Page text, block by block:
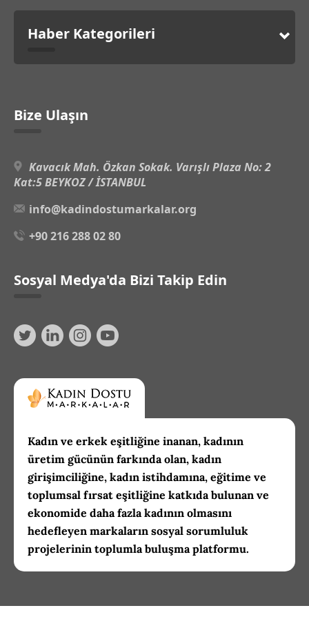
Haber Kategorileri
Bize Ulaşın
Kavacık Mah. Özkan Sokak. Varışlı Plaza No: 2
Kat:5 BEYKOZ / İSTANBUL
info@kadindostumarkalar.org
+90 216 288 02 80
Sosyal Medya'da Bizi Takip Edin
Kadın ve erkek eşitliğine inanan, kadının
üretim gücünün farkında olan, kadın
girişimciliğine, kadın istihdamına, eğitime ve
toplumsal fırsat eşitliğine katkıda bulunan ve
ekonomide daha fazla kadının olmasını
hedefleyen markaların sosyal sorumluluk
projelerinin toplumla buluşma platformu.